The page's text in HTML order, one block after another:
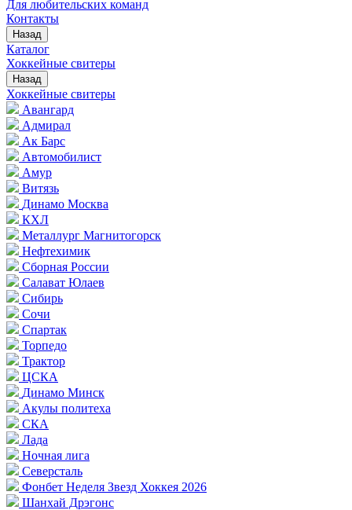
Для любительских команд
Контакты
Назад
Каталог
Хоккейные свитеры
Назад
Хоккейные свитеры
Авангард
Адмирал
Ак Барс
Автомобилист
Амур
Витязь
Динамо Москва
КХЛ
Металлург Магнитогорск
Нефтехимик
Сборная России
Салават Юлаев
Сибирь
Сочи
Спартак
Торпедо
Трактор
ЦСКА
Динамо Минск
Акулы политеха
СКА
Лада
Ночная лига
Северсталь
Фонбет Неделя Звезд Хоккея 2026
Шанхай Дрэгонс